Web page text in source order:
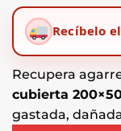
Recíbelo
Recupera
cubierta
gastada,